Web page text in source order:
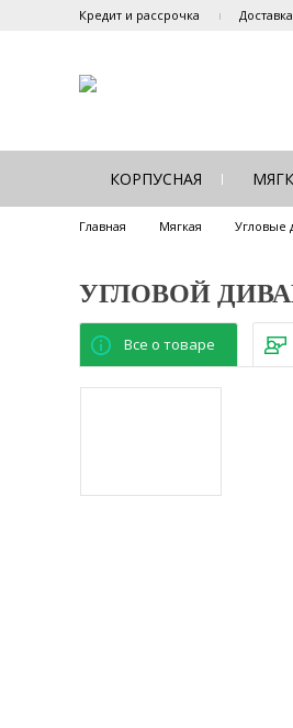
Кредит и рассрочка
КОРПУСНАЯ
Главная Мягкая Угловые
УГЛОВОЙ
Все о товаре